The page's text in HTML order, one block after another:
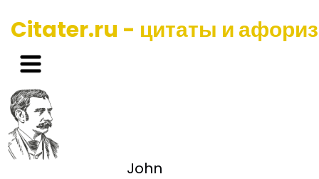
Citater.ru - цитаты и
John